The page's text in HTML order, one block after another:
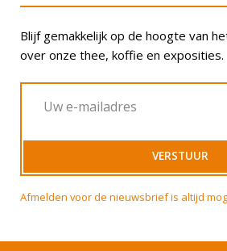
Blijf gemakkelijk op de hoogte van
over onze thee, koffie en exposities.
Afmelden voor de nieuwsbrief is altijd